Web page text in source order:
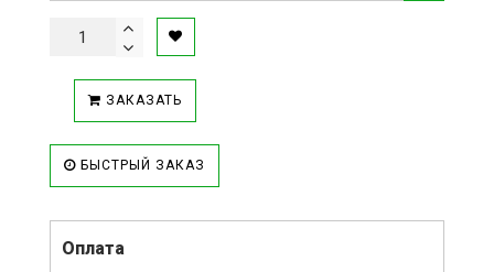
ЗАКАЗАТЬ
БЫСТРЫЙ ЗАКАЗ
Оплата